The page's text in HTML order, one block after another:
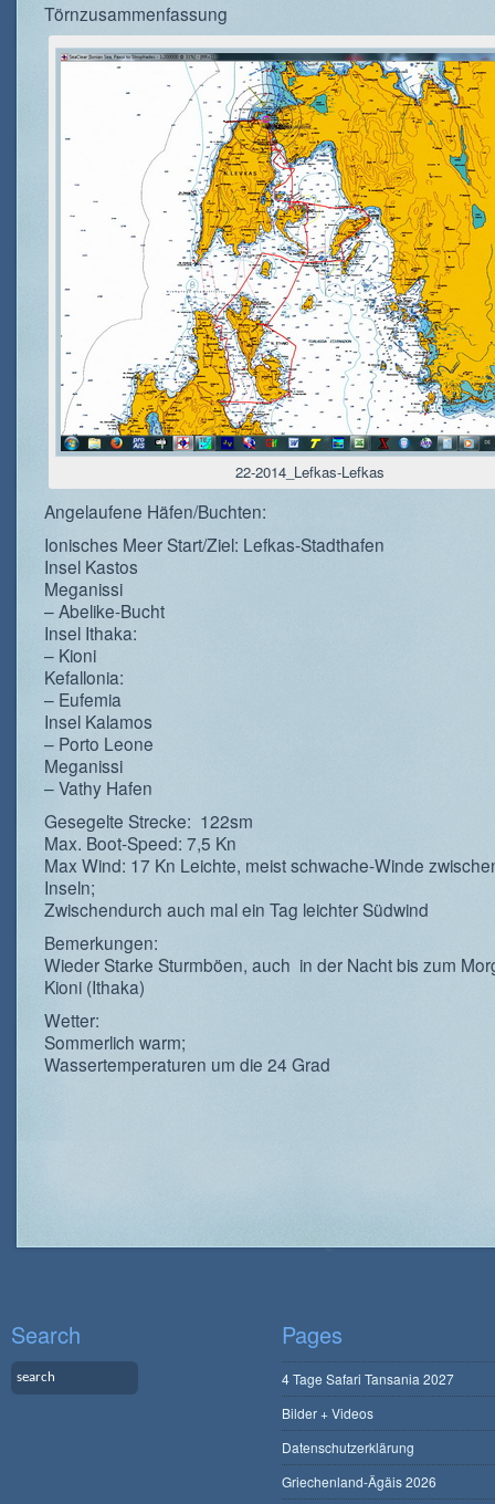
Törnzusammenfassung
22-2014_Lefkas-Lefkas
Angelaufene Häfen/Buchten:
Ionisches Meer Start/Ziel: Lefkas-Stadthafen
Insel Kastos
Meganissi
– Abelike-Bucht
Insel Ithaka:
– Kioni
Kefallonia:
– Eufemia
Insel Kalamos
– Porto Leone
Meganissi
– Vathy Hafen
Gesegelte Strecke: 122sm
Max. Boot-Speed: 7,5 Kn
Max Wind: 17 Kn Leichte, meist schwache-Winde
Inseln;
Zwischendurch auch mal ein Tag leichter Südwind
Bemerkungen:
Wieder Starke Sturmböen, auch in der Nacht bis zum
Kioni (Ithaka)
Wetter:
Sommerlich warm;
Wassertemperaturen um die 24 Grad
Search Pages
4 Tage Safari Tansania 2027
Bilder + Videos
Datenschutzerklärung
Griechenland-Ägäis 2026